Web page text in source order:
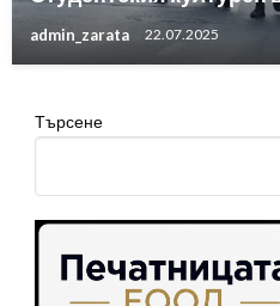
admin_zarata 22.07.2025
Търсене